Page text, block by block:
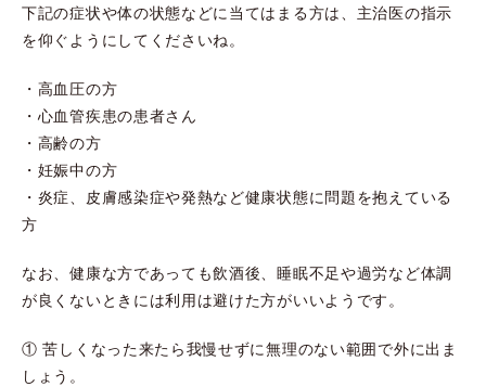
下記の症状や体の状態などに当てはまる方は、主治医の指示
を仰ぐようにしてくださいね。
・高血圧の方
・心血管疾患の患者さん
・高齢の方
・妊娠中の方
・炎症、皮膚感染症や発熱など健康状態に問題を抱えている
方
なお、健康な方であっても飲酒後、睡眠不足や過労など体調
が良くないときには利用は避けた方がいいようです。
① 苦しくなった来たら我慢せずに無理のない範囲で外に出ま
しょう。